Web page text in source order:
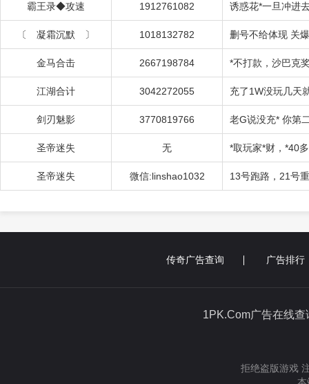
霸王录◆攻速 1912761082 诱惑花*一旦冲进
〔 凝霜沉默 〕 1018132782 删号不给体现 关
金马合击 2667198784 *不打款，沙巴克
江湖合计 3042272055 充了1W没玩几天
剑刃魅影 3770819766 老G说没充* 你第
圣帝迷失 无 *取玩家*财，*40
圣帝迷失 微信:linshao1032 13号跑路，21号
传奇广告查询 广告排行
1PK.Com广告在
拒绝盗版游戏